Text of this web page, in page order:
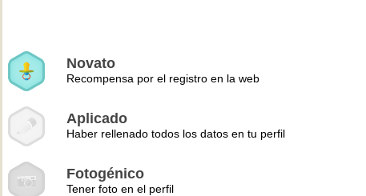
Novato
Recompensa por el registro en la web
Aplicado
Haber rellenado todos los datos en tu perfil
Fotogénico
Tener foto en el perfil